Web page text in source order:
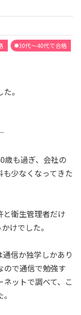
30代～40代で合格
。
歳も過ぎ、会社の
少なくなってきた
と衛生管理者だけ
けでした。
信か独学しかあり
ので通信で勉強す
ットで調べて、こ